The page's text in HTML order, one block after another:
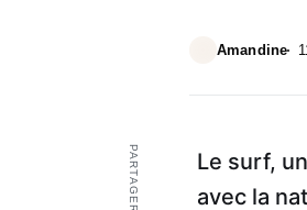
Amandine
PARTAGER
Le surf,
avec la